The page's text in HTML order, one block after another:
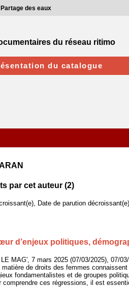
par cet auteur (2)
Date de parution
d’enjeux politiques,
MAG', 7 mars 2025 (07/03/2025), 07/
de droits des femmes
fondamentalistes et de groupes
ces régressions, il est
Partage des eaux
du réseau ritimo
du catalogue